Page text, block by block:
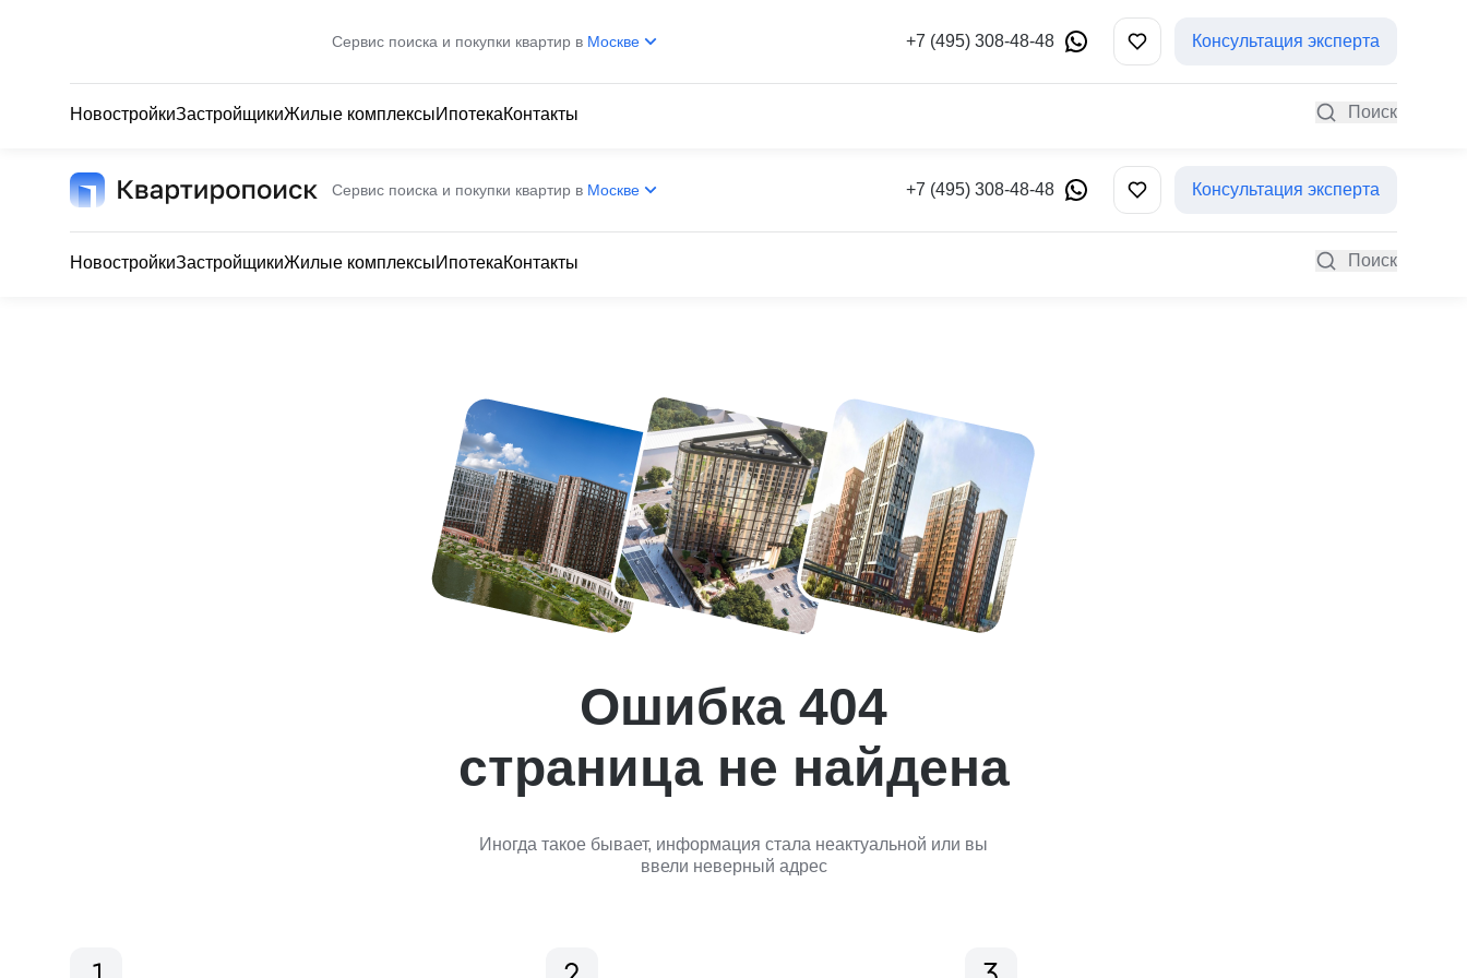
Сервис поиска и покупки квартир в Москве +7 (495) 308-48-48 Консультация эксперта
НовостройкиЗастройщикиЖилые комплексыИпотекаКонтакты Поиск